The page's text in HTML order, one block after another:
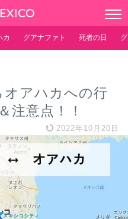
カ グアナファト 死者の日
オアハカへの行
注意点！！
2022年10月20日